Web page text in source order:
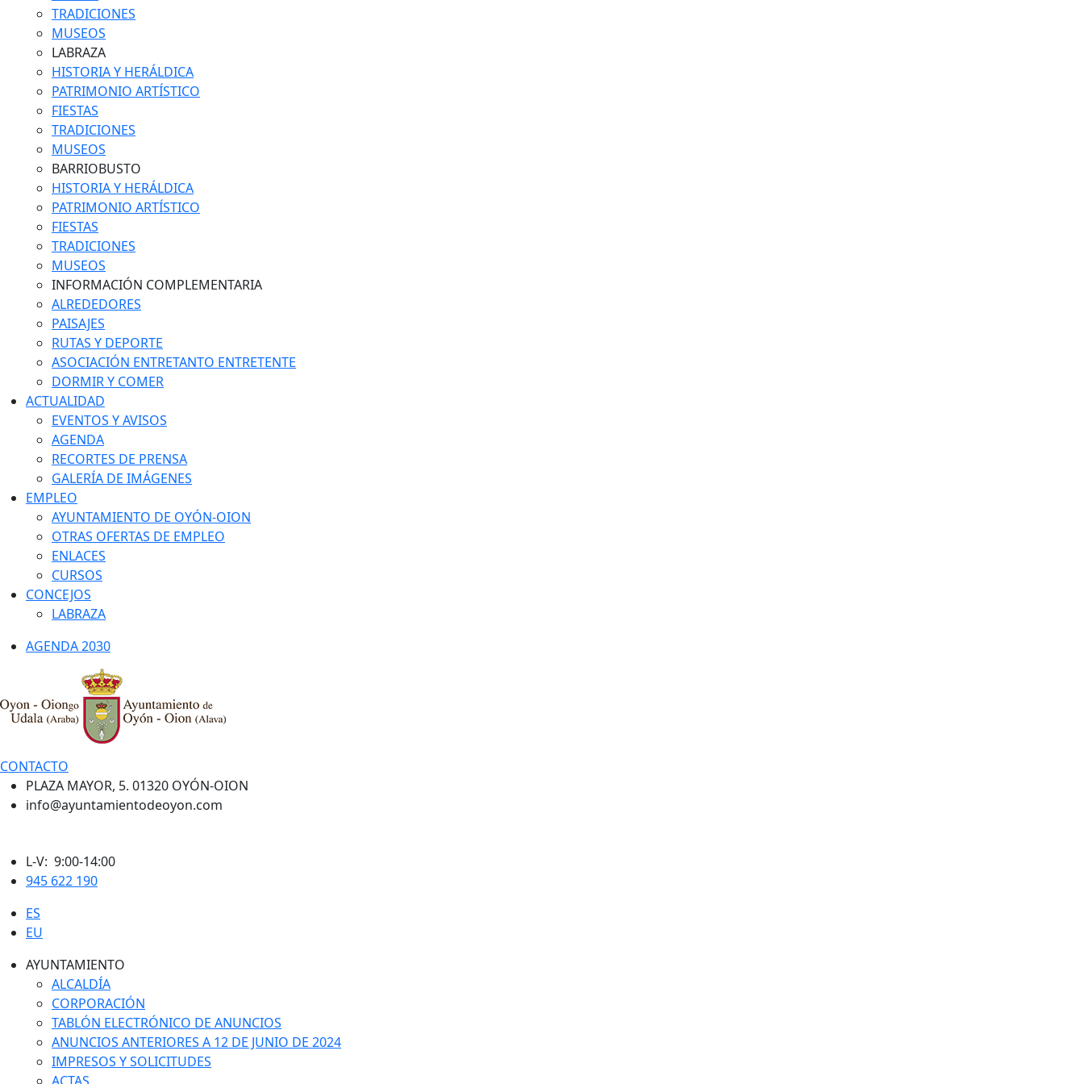
TRADICIONES
MUSEOS
LABRAZA
HISTORIA Y HERÁLDICA
PATRIMONIO ARTÍSTICO
FIESTAS
TRADICIONES
MUSEOS
BARRIOBUSTO
HISTORIA Y HERÁLDICA
PATRIMONIO ARTÍSTICO
FIESTAS
TRADICIONES
MUSEOS
INFORMACIÓN COMPLEMENTARIA
ALREDEDORES
PAISAJES
RUTAS Y DEPORTE
ASOCIACIÓN ENTRETANTO ENTRETENTE
DORMIR Y COMER
ACTUALIDAD
EVENTOS Y AVISOS
AGENDA
RECORTES DE PRENSA
GALERÍA DE IMÁGENES
EMPLEO
AYUNTAMIENTO DE OYÓN-OION
OTRAS OFERTAS DE EMPLEO
ENLACES
CURSOS
CONCEJOS
LABRAZA
AGENDA 2030
CONTACTO
PLAZA MAYOR, 5. 01320 OYÓN-OION
info@ayuntamientodeoyon.com
L-V: 9:00-14:00
945 622 190
ES
EU
AYUNTAMIENTO
ALCALDÍA
CORPORACIÓN
TABLÓN ELECTRÓNICO DE ANUNCIOS
ANUNCIOS ANTERIORES A 12 DE JUNIO DE 2024
IMPRESOS Y SOLICITUDES